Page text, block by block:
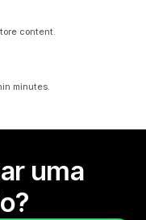
content.
minutes.
uma